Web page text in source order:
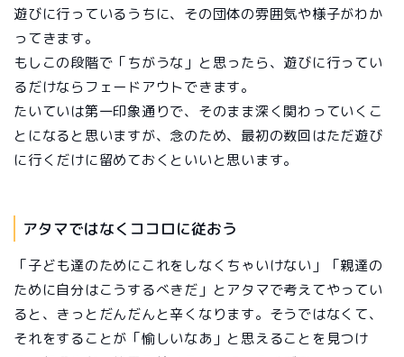
遊びに行っているうちに、その団体の雰囲気や様子がわか
ってきます。
もしこの段階で「ちがうな」と思ったら、遊びに行ってい
るだけならフェードアウトできます。
たいていは第一印象通りで、そのまま深く関わっていくこ
とになると思いますが、念のため、最初の数回はただ遊び
に行くだけに留めておくといいと思います。
アタマではなくココロに従おう
「子ども達のためにこれをしなくちゃいけない」「親達の
ために自分はこうするべきだ」とアタマで考えてやってい
ると、きっとだんだんと辛くなります。そうではなくて、
それをすることが「愉しいなあ」と思えることを見つけ